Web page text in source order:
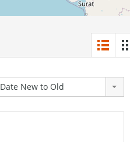
Date New to Old